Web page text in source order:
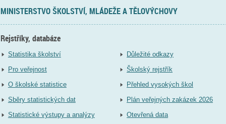
MINISTERSTVO ŠKOLSTVÍ, MLÁDEŽE A TĚLOVÝCHOVY
Rejstříky, databáze
Statistika školství
Pro veřejnost
O školské statistice
Sběry statistických dat
Statistické výstupy a analýzy
Důležité odkazy
Školský rejstřík
Přehled vysokých škol
Plán veřejných zakázek 2026
Otevřená data